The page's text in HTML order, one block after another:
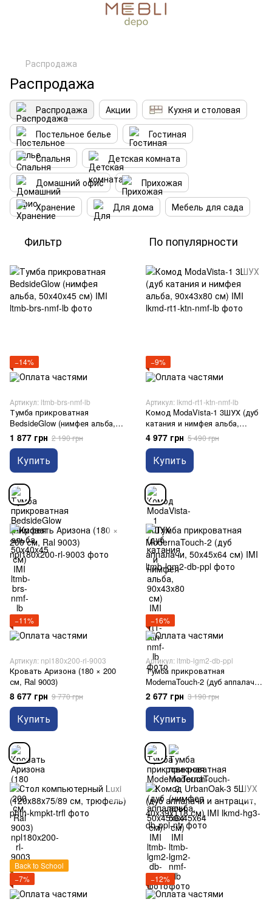
Распродажа
Распродажа
Распродажа Акции
Кухня и столовая
Постельное белье
Гостиная
Спальня
Детская комната
Домашний офис
Прихожая
Хранение
Для дома Мебель для сада
Фильтр По популярности
−14%
Артикул: ltmb-brs-nmf-lb
Тумба прикроватная
BedsideGlow (нимфея альба,
50x40x45 см) IMI
1 877 грн 2 190 грн
Купить
−9%
Артикул: lkmd-rt1-ktn-nmf-lb
Комод ModaVista-1 3ШУХ (дуб
катания и нимфея альба,
90x43x80 см) IMI
4 977 грн 5 490 грн
Купить
−11%
Артикул: npl180x200-rl-9003
Кровать Аризона (180 × 200
см, Ral 9003)
8 677 грн 9 770 грн
Купить
−16%
Артикул: ltmb-lgm2-db-ppl
Тумба прикроватная
ModernaTouch-2 (дуб аппалачи,
50x45x64 см) IMI
2 677 грн 3 190 грн
Купить
Back to School
−7%
−12%